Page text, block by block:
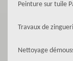
Peinture sur tuile
Travaux de
Nettoyage